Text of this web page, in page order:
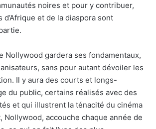
noires et pour y contribuer,
d’Afrique et de la diaspora sont
Nollywood gardera ses fondamentaux,
sans pour autant dévoiler les
Il y aura des courts et longs-
du public, certains réalisés avec des
et qui illustrent la ténacité du cinéma
Nollywood, accouche chaque année de